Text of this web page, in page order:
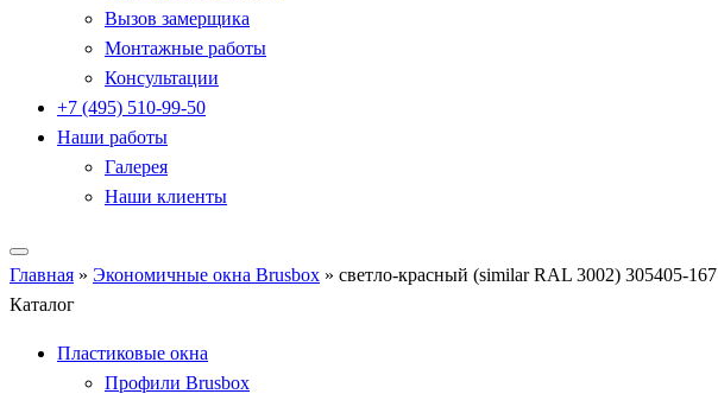
Вызов замерщика
Монтажные работы
Консультации
+7 (495) 510-99-50
Наши работы
Галерея
Наши клиенты
Главная » Экономичные окна Brusbox » светло-красный (similar RAL 3002) 305405-167
Каталог
Пластиковые окна
Профили Brusbox